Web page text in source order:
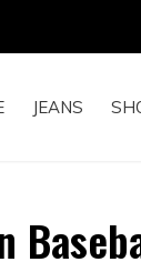
JEANS